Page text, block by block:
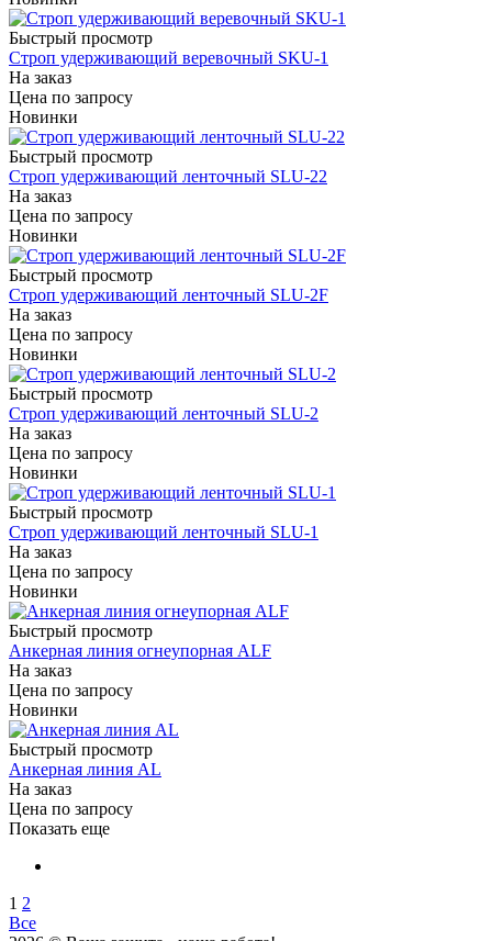
Быстрый просмотр
Строп удерживающий веревочный SKU-1
На заказ
Цена по запросу
Новинки
Быстрый просмотр
Строп удерживающий ленточный SLU-22
На заказ
Цена по запросу
Новинки
Быстрый просмотр
Строп удерживающий ленточный SLU-2F
На заказ
Цена по запросу
Новинки
Быстрый просмотр
Строп удерживающий ленточный SLU-2
На заказ
Цена по запросу
Новинки
Быстрый просмотр
Строп удерживающий ленточный SLU-1
На заказ
Цена по запросу
Новинки
Быстрый просмотр
Анкерная линия огнеупорная ALF
На заказ
Цена по запросу
Новинки
Быстрый просмотр
Анкерная линия AL
На заказ
Цена по запросу
Показать еще
1 2
Все